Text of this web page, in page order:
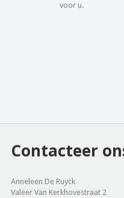
voor u.
Contacteer
Anneleen De Ruyck
Valeer Van Kerkhovestraat 2